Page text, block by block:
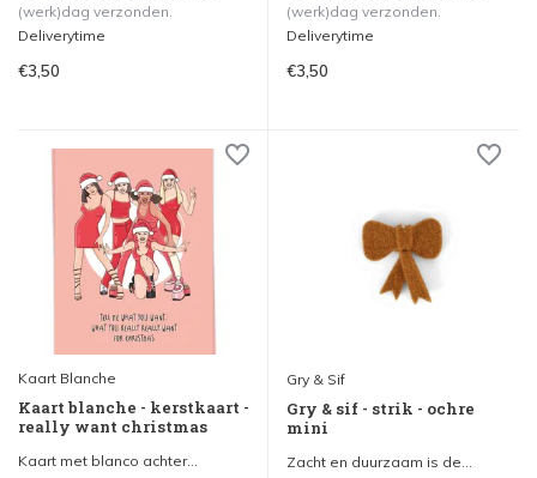
(werk)dag verzonden.
Deliverytime
€3,50
(werk)dag verzonden.
Deliverytime
€3,50
Kaart Blanche
Kaart blanche - kerstkaart -
really want christmas
Kaart met blanco achter...
Gry & Sif
Gry & sif - strik - ochre
mini
Zacht en duurzaam is de...